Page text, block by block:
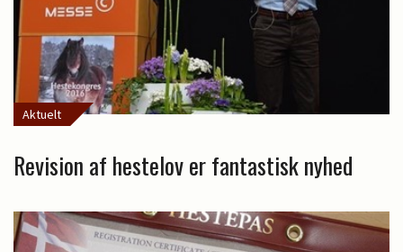
Aktuelt
Revision af hestelov er fantastisk nyhed